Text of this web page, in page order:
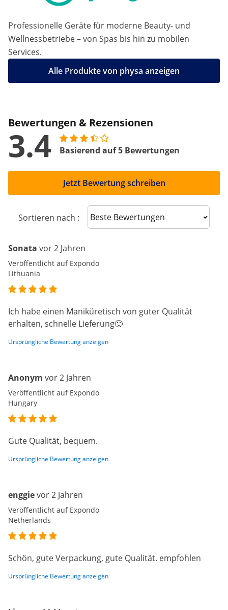
Professionelle Geräte für moderne Beauty- und
Wellnessbetriebe – von Spas bis hin zu mobilen
Services.
Alle Produkte von physa anzeigen
Bewertungen & Rezensionen
3.4 Basierend auf 5 Bewertungen
Jetzt Bewertung schreiben
Sortieren nach : Sort reviews
Sonata vor 2 Jahren
Veröffentlicht auf Expondo
Lithuania
Ich habe einen Maniküretisch von guter Qualität
erhalten, schnelle Lieferung🙂
Ursprüngliche Bewertung anzeigen
Anonym vor 2 Jahren
Veröffentlicht auf Expondo
Hungary
Gute Qualität, bequem.
Ursprüngliche Bewertung anzeigen
enggievor 2 Jahren
Veröffentlicht auf Expondo
Netherlands
Schön, gute Verpackung, gute Qualität. empfohlen
Ursprüngliche Bewertung anzeigen